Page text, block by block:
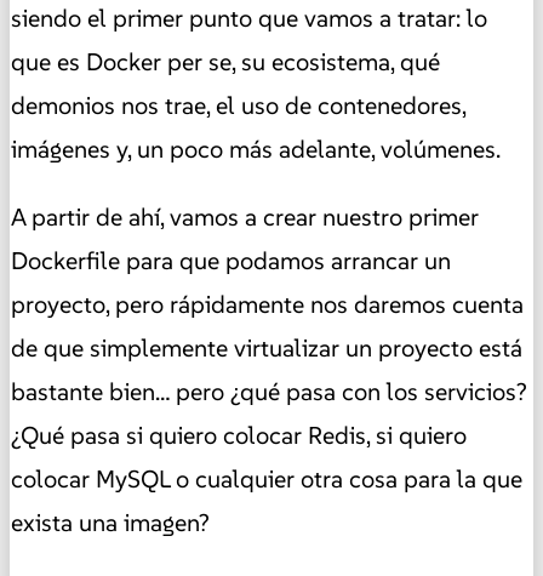
siendo el primer punto que vamos a tratar: lo
que es Docker per se, su ecosistema, qué
demonios nos trae, el uso de contenedores,
imágenes y, un poco más adelante, volúmenes.
A partir de ahí, vamos a crear nuestro primer
Dockerfile para que podamos arrancar un
proyecto, pero rápidamente nos daremos cuenta
de que simplemente virtualizar un proyecto está
bastante bien… pero ¿qué pasa con los servicios?
¿Qué pasa si quiero colocar Redis, si quiero
colocar MySQL o cualquier otra cosa para la que
exista una imagen?